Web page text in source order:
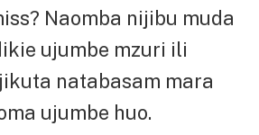
Naomba nijibu muda
ujumbe mzuri ili
natabasam mara
ujumbe huo.